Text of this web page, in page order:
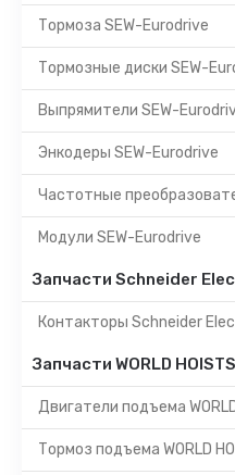
Тормоза SEW-Eurodrive
Тормозные диски SEW-
Выпрямители SEW-
Энкодеры SEW-Eurodrive
Частотные
Модули SEW-Eurodrive
Запчасти Schneider
Контакторы Schneider
Запчасти WORLD HOISTS
Двигатели подъема
Тормоз подъема WORLD